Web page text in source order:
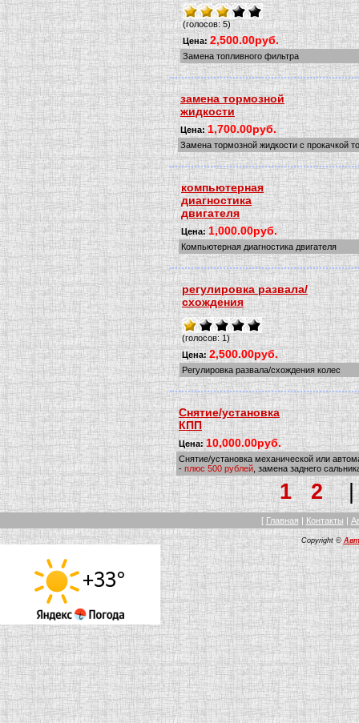
(голосов: 5)
Цена: 2,500.00руб.
Замена топливного фильтра
замена тормозной
жидкости
Цена: 1,700.00руб.
Замена тормозной жидкости с прокачкой
компьютерная
диагностика
двигателя
Цена: 1,000.00руб.
Компьютерная диагностика двигателя
регулировка развала/
схождения
(голосов: 1)
Цена: 2,500.00руб.
Регулировка развала/схождения колес
Снятие/установка
КПП
Цена:10,000.00руб.
Снятие/установка механической или
- плюс 500 рублей , замена заднего
1 2
[ Главная | Контакты |
Copyright ©